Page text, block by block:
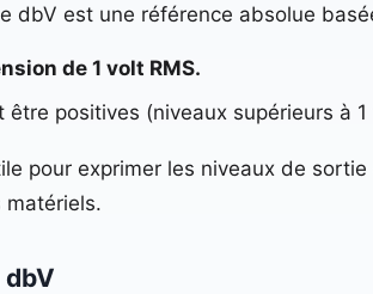
dbV est une référence absolue
de 1 volt RMS.
être positives (niveaux supérieurs à
pour exprimer les niveaux de